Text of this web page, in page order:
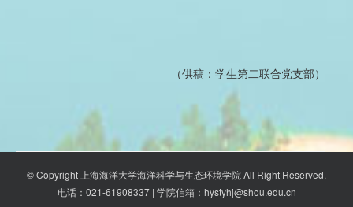
（供稿：学生第二联合党支部）
© Copyright 上海海洋大学海洋科学与生态环境学院 All Right Reserved.
电话：021-61908337 | 学院信箱：hystyhj@shou.edu.cn